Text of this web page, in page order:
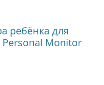
ребёнка для
Monitor